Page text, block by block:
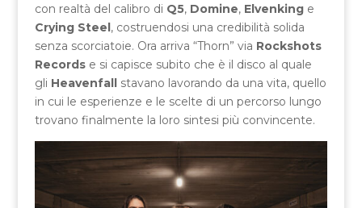
con realtà del calibro di Q5, Domine, Elvenkinge
Crying Steel, costruendosi una credibilità solida
senza scorciatoie. Ora arriva “Thorn” via Rockshots
Recordse si capisce subito che è il disco al quale
gli Heavenfallstavano lavorando da una vita, quello
in cui le esperienze e le scelte di un percorso lungo
trovano finalmente la loro sintesi più convincente.